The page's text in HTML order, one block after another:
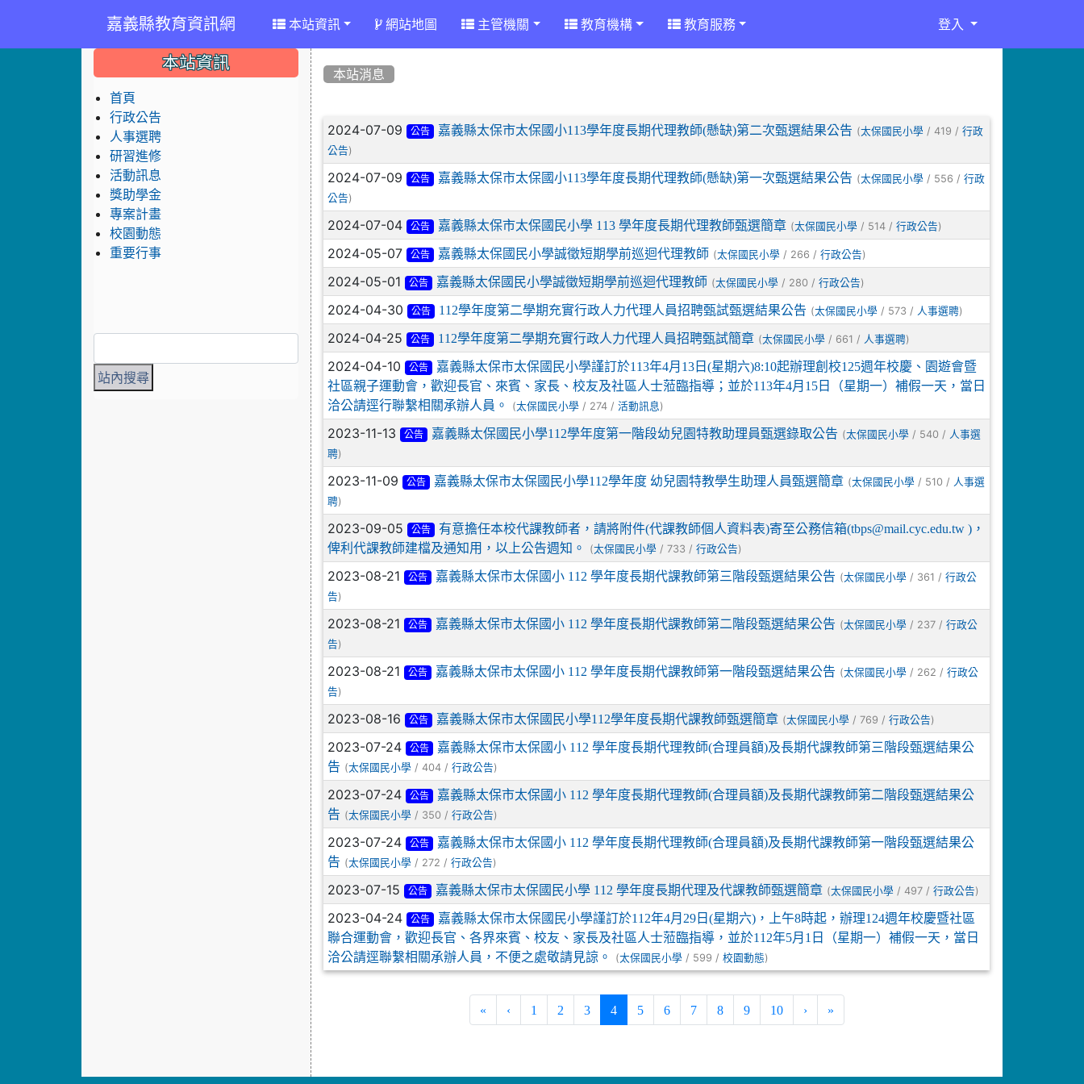
嘉義縣教育資訊網 本站資訊 網站地圖 主管機關 教育機構 教育服務 登入
本站消息
文章列表
2024-07-09 公告 嘉義縣太保市太保國小113學年度長期代理教師(懸缺)第二次甄選結果公告 (太保國民小學 / 419 / 行政
公告)
2024-07-09 公告 嘉義縣太保市太保國小113學年度長期代理教師(懸缺)第一次甄選結果公告 (太保國民小學 / 556 / 行政
公告)
2024-07-04 公告 嘉義縣太保市太保國民小學 113 學年度長期代理教師甄選簡章 (太保國民小學 / 514 / 行政公告)
2024-05-07 公告 嘉義縣太保國民小學誠徵短期學前巡迴代理教師 (太保國民小學 / 266 / 行政公告)
2024-05-01 公告 嘉義縣太保國民小學誠徵短期學前巡迴代理教師 (太保國民小學 / 280 / 行政公告)
2024-04-30 公告 112學年度第二學期充實行政人力代理人員招聘甄試甄選結果公告 (太保國民小學 / 573 / 人事選聘)
2024-04-25 公告 112學年度第二學期充實行政人力代理人員招聘甄試簡章 (太保國民小學 / 661 / 人事選聘)
2024-04-10 公告
嘉義縣太保市太保國民小學謹訂於113年4月13日(星期六)8:10起辦理創校125週年校慶、園遊會暨
社區親子運動會，歡迎長官、來賓、家長、校友及社區人士蒞臨指導；並於113年4月15日（星期一）補假一天，當日
洽公請逕行聯繫相關承辦人員。
(太保國民小學 / 274 /活動訊息 )
2023-11-13 公告 嘉義縣太保國民小學112學年度第一階段幼兒園特教助理員甄選錄取公告 (太保國民小學 / 540 / 人事選
聘)
2023-11-09 公告 嘉義縣太保市太保國民小學112學年度 幼兒園特教學生助理人員甄選簡章 (太保國民小學 / 510 / 人事選
聘)
2023-09-05 公告
有意擔任本校代課教師者，請將附件(代課教師個人資料表)寄至公務信箱(tbps@mail.cyc.edu.tw )，
俾利代課教師建檔及通知用，以上公告週知。
(太保國民小學 / 733 /行政公告)
2023-08-21 公告 嘉義縣太保市太保國小 112 學年度長期代課教師第三階段甄選結果公告 (太保國民小學 / 361 / 行政公
告)
2023-08-21 公告 嘉義縣太保市太保國小 112 學年度長期代課教師第二階段甄選結果公告 (太保國民小學 / 237 / 行政公
告)
2023-08-21 公告 嘉義縣太保市太保國小 112 學年度長期代課教師第一階段甄選結果公告 (太保國民小學 / 262 / 行政公
告)
2023-08-16 公告 嘉義縣太保市太保國民小學112學年度長期代課教師甄選簡章 (太保國民小學 / 769 / 行政公告)
2023-07-24 公告
嘉義縣太保市太保國小 112 學年度長期代理教師(合理員額)及長期代課教師第三階段甄選結果公
告 (太保國民小學 / 404 /行政公告)
2023-07-24 公告
嘉義縣太保市太保國小 112 學年度長期代理教師(合理員額)及長期代課教師第二階段甄選結果公
告 (太保國民小學 / 350 /行政公告)
2023-07-24 公告
嘉義縣太保市太保國小 112 學年度長期代理教師(合理員額)及長期代課教師第一階段甄選結果公
告 (太保國民小學 / 272 /行政公告)
2023-07-15 公告 嘉義縣太保市太保國民小學 112 學年度長期代理及代課教師甄選簡章 (太保國民小學 / 497 / 行政公告)
2023-04-24 公告
嘉義縣太保市太保國民小學謹訂於112年4月29日(星期六)，上午8時起，辦理124週年校慶暨社區
聯合運動會，歡迎長官、各界來賓、校友、家長及社區人士蒞臨指導，並於112年5月1日（星期一）補假一天，當日
洽公請逕聯繫相關承辦人員，不便之處敬請見諒。
(太保國民小學 / 599 /校園動態)
« ‹ 1 2 3 4(current)
5 6 7 8 9 10 › »
::: 本站資訊
首頁
行政公告
人事選聘
研習進修
活動訊息
獎助學金
專案計畫
校園動態
重要行事